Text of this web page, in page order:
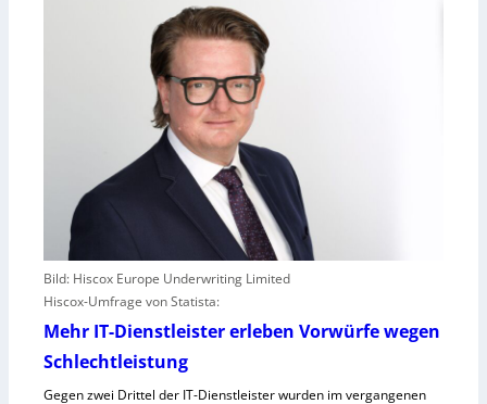
Bild: Hiscox Europe Underwriting Limited
Hiscox-Umfrage von Statista:
Mehr IT-Dienstleister erleben Vorwürfe wegen
Schlechtleistung
Gegen zwei Drittel der IT-Dienstleister wurden im vergangenen